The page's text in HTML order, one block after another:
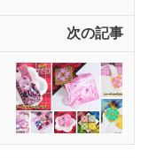
次の記事